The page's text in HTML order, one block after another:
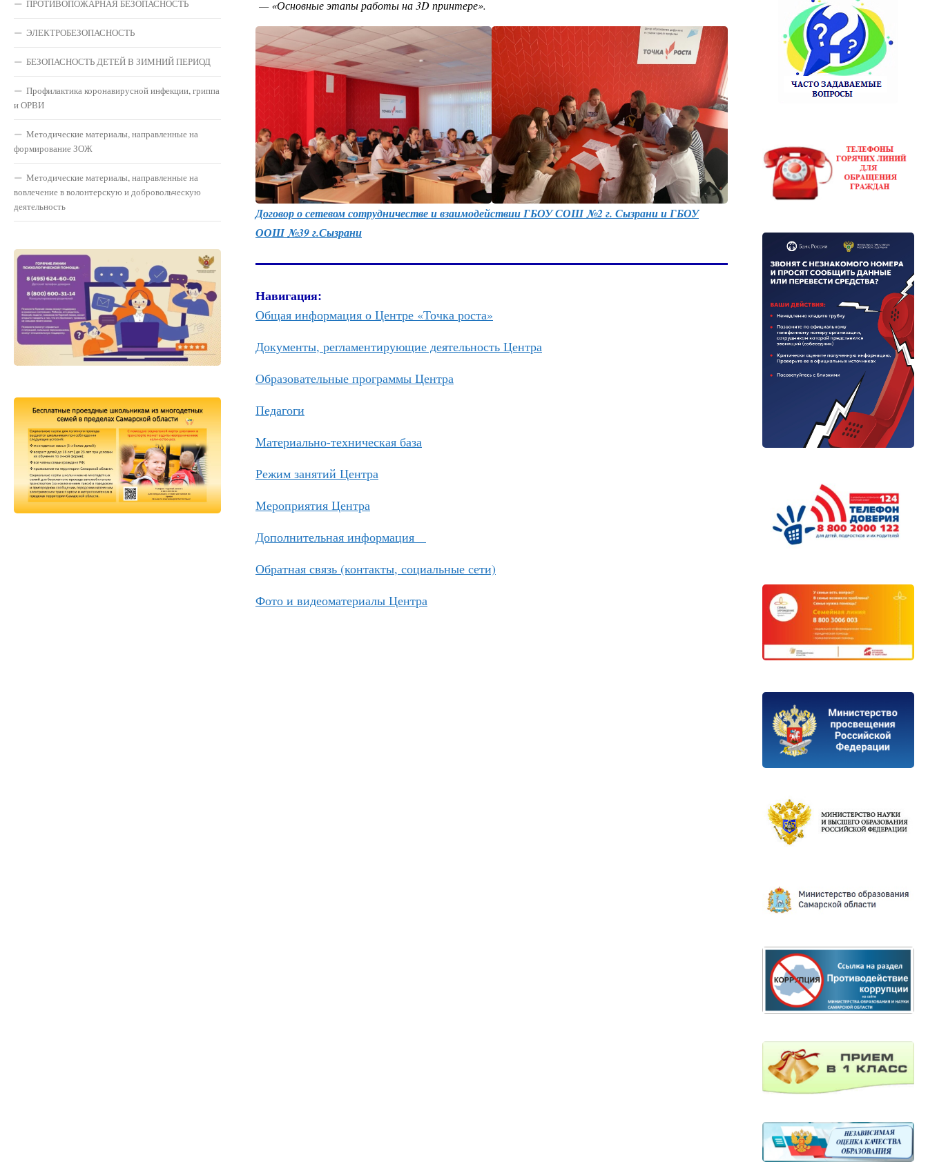
— «Основные этапы работы на 3D принтере».
Договор о сетевом сотрудничестве и взаимодействии ГБОУ СОШ №2 г. Сызрани и ГБОУ
ООШ №39 г.Сызрани
Навигация:
Общая информация о Центре «Точка роста»
Документы, регламентирующие деятельность Центра
Образовательные программы Центра
Педагоги
Материально-техническая база
Режим занятий Центра
Мероприятия Центра
Дополнительная информация
Обратная связь (контакты, социальные сети)
Фото и видеоматериалы Центра
ПРОТИВОПОЖАРНАЯ БЕЗОПАСНОСТЬ
ЭЛЕКТРОБЕЗОПАСНОСТЬ
БЕЗОПАСНОСТЬ ДЕТЕЙ В ЗИМНИЙ ПЕРИОД
Профилактика коронавирусной инфекции, гриппа
и ОРВИ
Методические материалы, направленные на
формирование ЗОЖ
Методические материалы, направленные на
вовлечение в волонтерскую и добровольческую
деятельность